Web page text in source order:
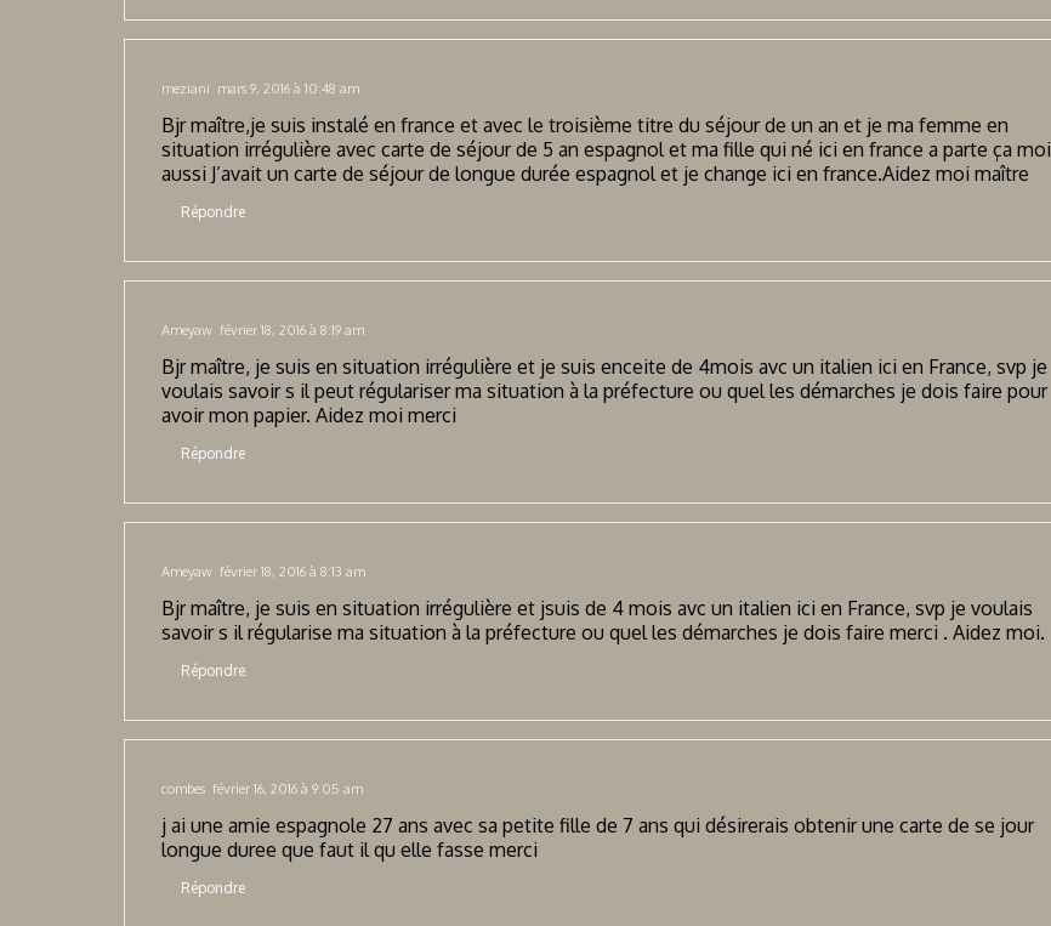
meziani mars 9, 2016 à 10:48 am
Bjr maître,je suis instalé en france et avec le troisième titre du séjour de un an et je ma femme en
situation irrégulière avec carte de séjour de 5 an espagnol et ma fille qui né ici en france a parte ça moi
aussi J’avait un carte de séjour de longue durée espagnol et je change ici en france.Aidez moi maître
Répondre
Ameyaw février 18, 2016 à 8:19 am
Bjr maître, je suis en situation irrégulière et je suis enceite de 4mois avc un italien ici en France, svp je
voulais savoir s il peut régulariser ma situation à la préfecture ou quel les démarches je dois faire pour
avoir mon papier. Aidez moi merci
Répondre
Ameyaw février 18, 2016 à 8:13 am
Bjr maître, je suis en situation irrégulière et jsuis de 4 mois avc un italien ici en France, svp je voulais
savoir s il régularise ma situation à la préfecture ou quel les démarches je dois faire merci . Aidez moi.
Répondre
combes février 16, 2016 à 9:05 am
j ai une amie espagnole 27 ans avec sa petite fille de 7 ans qui désirerais obtenir une carte de se jour
longue duree que faut il qu elle fasse merci
Répondre